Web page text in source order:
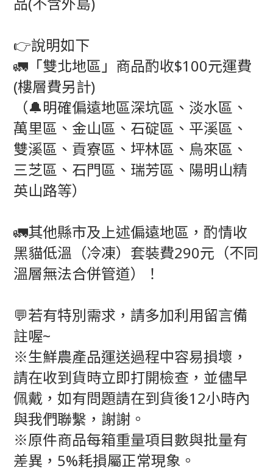
👉說明如下
🚛「雙北地區」商品酌收$100元運費
(樓層費另計)
（🔔明確偏遠地區深坑區、淡水區、
萬里區、金山區、石碇區、平溪區、
雙溪區、貢寮區、坪林區、烏來區、
三芝區、石門區、瑞芳區、陽明山精
英山路等）
🚛其他縣市及上述偏遠地區，酌情收
黑貓低溫（冷凍）套裝費290元（不同
溫層無法合併管道）！
💬若有特別需求，請多加利用留言備
註喔~
※生鮮農產品運送過程中容易損壞，
請在收到貨時立即打開檢查，並儘早
佩戴，如有問題請在到貨後12小時內
與我們聯繫，謝謝。
※原件商品每箱重量項目數與批量有
差異，5%耗損屬正常現象。